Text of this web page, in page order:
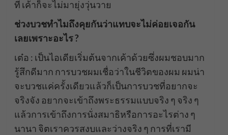
ที่ เค้าก็จะไม่มายุ่งวุ่นวาย
ช่วงบวชทำไมถึงคุยกันว่าแทบจะไม่ค่อยเจอกัน
เลยเพราะอะไร ?
เต๋อ : เป็นไอเดียเริ่มต้นจากเค้าด้วยซึ่งผมชอบมาก
รู้สึกดีมาก การบวชผมเชื่อว่าในชีวิตของผม ผมน่า
จะบวชแค่ครั้งเดียวแล้วก็เป็นการบวชที่อยากจะ
จริงจัง อยากจะเข้าถึงพระธรรมแบบจริง ๆ จริง ๆ
แล้วการเข้าถึงการนั่งสมาธิหรือการอะไรต่าง ๆ
นานา จิตเราควรสงบและว่างจริง ๆ การที่เรามี